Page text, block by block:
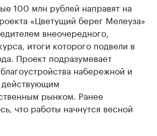
100 млн рублей направят на
«Цветущий берег Мелеуза»
внеочередного,
итоги которого подвели в
Проект подразумевает
набережной и
рынком. Ранее
что работы начнутся весной